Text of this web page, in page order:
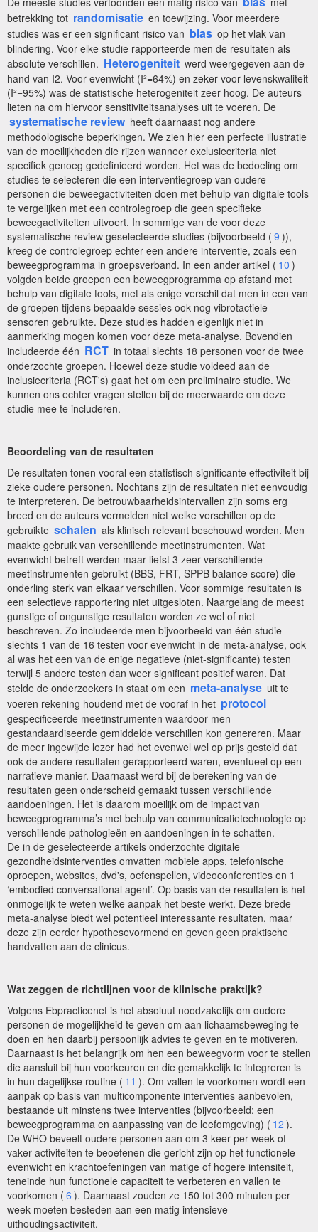
betrekking tot randomisatie en toewijzing. Voor meerdere
studies was er een significant risico van bias op het vlak van
blindering. Voor elke studie rapporteerde men de resultaten als
absolute verschillen. Heterogeniteit werd weergegeven aan de
hand van I2. Voor evenwicht (I²=64%) en zeker voor levenskwaliteit
(I²=95%) was de statistische heterogeniteit zeer hoog. De auteurs
lieten na om hiervoor sensitiviteitsanalyses uit te voeren. De
systematische review heeft daarnaast nog andere
methodologische beperkingen. We zien hier een perfecte illustratie
van de moeilijkheden die rijzen wanneer exclusiecriteria niet
specifiek genoeg gedefinieerd worden. Het was de bedoeling om
studies te selecteren die een interventiegroep van oudere
personen die beweegactiviteiten doen met behulp van digitale tools
te vergelijken met een controlegroep die geen specifieke
beweegactiviteiten uitvoert. In sommige van de voor deze
systematische review geselecteerde studies (bijvoorbeeld ( 9 )),
kreeg de controlegroep echter een andere interventie, zoals een
beweegprogramma in groepsverband. In een ander artikel ( 10 )
volgden beide groepen een beweegprogramma op afstand met
behulp van digitale tools, met als enige verschil dat men in een van
de groepen tijdens bepaalde sessies ook nog vibrotactiele
sensoren gebruikte. Deze studies hadden eigenlijk niet in
aanmerking mogen komen voor deze meta-analyse. Bovendien
includeerde één RCT in totaal slechts 18 personen voor de twee
onderzochte groepen. Hoewel deze studie voldeed aan de
inclusiecriteria (RCT's) gaat het om een preliminaire studie. We
kunnen ons echter vragen stellen bij de meerwaarde om deze
studie mee te includeren.
Beoordeling van de resultaten
De resultaten tonen vooral een statistisch significante effectiviteit bij
zieke oudere personen. Nochtans zijn de resultaten niet eenvoudig
te interpreteren. De betrouwbaarheidsintervallen zijn soms erg
breed en de auteurs vermelden niet welke verschillen op de
gebruikte schalen als klinisch relevant beschouwd worden. Men
maakte gebruik van verschillende meetinstrumenten. Wat
evenwicht betreft werden maar liefst 3 zeer verschillende
meetinstrumenten gebruikt (BBS, FRT, SPPB balance score) die
onderling sterk van elkaar verschillen. Voor sommige resultaten is
een selectieve rapportering niet uitgesloten. Naargelang de meest
gunstige of ongunstige resultaten worden ze wel of niet
beschreven. Zo includeerde men bijvoorbeeld van één studie
slechts 1 van de 16 testen voor evenwicht in de meta-analyse, ook
al was het een van de enige negatieve (niet-significante) testen
terwijl 5 andere testen dan weer significant positief waren. Dat
stelde de onderzoekers in staat om een meta-analyse uit te
voeren rekening houdend met de vooraf in het protocol
gespecificeerde meetinstrumenten waardoor men
gestandaardiseerde gemiddelde verschillen kon genereren. Maar
de meer ingewijde lezer had het evenwel wel op prijs gesteld dat
ook de andere resultaten gerapporteerd waren, eventueel op een
narratieve manier. Daarnaast werd bij de berekening van de
resultaten geen onderscheid gemaakt tussen verschillende
aandoeningen. Het is daarom moeilijk om de impact van
beweegprogramma’s met behulp van communicatietechnologie op
verschillende pathologieën en aandoeningen in te schatten.
De in de geselecteerde artikels onderzochte digitale
gezondheidsinterventies omvatten mobiele apps, telefonische
oproepen, websites, dvd's, oefenspellen, videoconferenties en 1
‘embodied conversational agent’. Op basis van de resultaten is het
onmogelijk te weten welke aanpak het beste werkt. Deze brede
meta-analyse biedt wel potentieel interessante resultaten, maar
deze zijn eerder hypothesevormend en geven geen praktische
handvatten aan de clinicus.
Wat zeggen de richtlijnen voor de klinische praktijk?
Volgens Ebpracticenet is het absoluut noodzakelijk om oudere
personen de mogelijkheid te geven om aan lichaamsbeweging te
doen en hen daarbij persoonlijk advies te geven en te motiveren.
Daarnaast is het belangrijk om hen een beweegvorm voor te stellen
die aansluit bij hun voorkeuren en die gemakkelijk te integreren is
in hun dagelijkse routine ( 11 ). Om vallen te voorkomen wordt een
aanpak op basis van multicomponente interventies aanbevolen,
bestaande uit minstens twee interventies (bijvoorbeeld: een
beweegprogramma en aanpassing van de leefomgeving) ( 12 ).
De WHO beveelt oudere personen aan om 3 keer per week of
vaker activiteiten te beoefenen die gericht zijn op het functionele
evenwicht en krachtoefeningen van matige of hogere intensiteit,
teneinde hun functionele capaciteit te verbeteren en vallen te
voorkomen ( 6 ). Daarnaast zouden ze 150 tot 300 minuten per
week moeten besteden aan een matig intensieve
uithoudingsactiviteit.